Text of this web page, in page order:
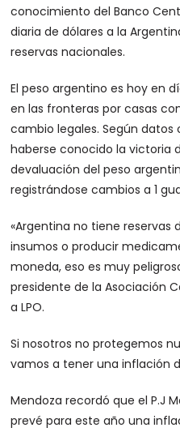
conocimiento del Banco
diaria de dólares a la
reservas nacionales.
El peso argentino es hoy en
en las fronteras por casas
cambio legales. Según datos
haberse conocido la victoria
devaluación del peso
registrándose cambios a 1
«Argentina no tiene reservas
insumos o producir
moneda, eso es muy
presidente de la Asociación
a LPO.
Si nosotros no protegemos
vamos a tener una inflación
Mendoza recordó que el P.J
prevé para este año una